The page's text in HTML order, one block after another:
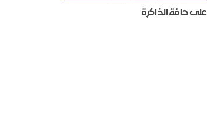
على حافة الذاكرة